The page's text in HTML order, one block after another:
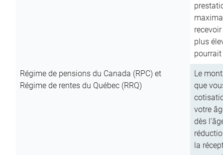
plus
Régime de pensions du Canada (RPC) et
Régime de rentes du Québec (RRQ)
Le
que
votre
dès
la